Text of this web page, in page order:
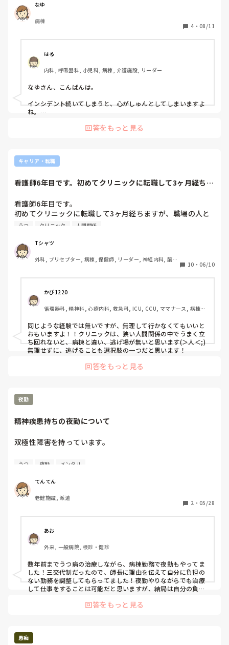
すみません、詳しく言えませんがたまたま現場に遭遇したも
のもありますが、インシデントをたて続けに起こしてしま
い、きつく怒られたのは当然のことだと考えています。
例えば・・・夜勤がかなり忙しく、配膳時には他病棟からス
タッフが応援にくるほどなのですが、私が夜勤をした時は、
師長が配膳以外に手伝うことはないのですが、私の担当の部
屋の配薬をし始め、私は点滴をつなげようとしていたところ
い、「替わります」と言い、替わりましたが、その間に患者
さんが歯磨きをし始めたので、特に食直後の薬、というわけ
でもなかったし、その歯磨きの後に配ろうと隣のベッドへ移
の！」「薬早くあげないから！」「どういうつもりで薬配っ
を持って、患者さんのことを聞いて、とろみ剤のお茶を作ろ
うとされてたので、私の担当の患者さんのことだったのもあ
り、「すみません、ありがとうございます、作ります。」と
手を差し出したところ、無言ですっと渡して明らかにぷいっ
と背を向けて去っていかれたり。
終わった、とうとう師長に嫌われてしまったか、とショック
で、自分が悪いのですが、このままこういったことで傷つく
のがしんどいです。
がいいのかな？と思います。
相談する同期もおらず、プリセプターはいますが、師長と仲
が良くとても言える状況ではなく、こちらに相談させていた
だきました。
なゆ
病棟
4 ・ 08/11
はる
内科, 呼吸器科, 小児科, 病棟, 介護施設, リーダー
なゆさん、こんばんは。
インシデント続いてしまうと、心がしゅんとしてしまいますよ
ね。
師長さんの事はなゆさんの文章からしかわからないので、もし
うとしているように思いますが違いますでしょうか。
夜勤でかなり忙しかった。
人は忙しい時にミスを起こしやすいです。それはなゆさんだけ
インシデントを重ねてしまったなゆさんだからこそ、師長さん
はフォローに入り配薬業務を行った。
配薬って配るだけでなく、きちんと飲んだまで見守る必要があ
なゆさんが替わりますとお伝えしたのですが、配薬業務の配る
と言うところを師長は行ったので、飲むまで確認が出来ていま
せん。心配でもう一度確認したら、飲まずに歯磨きに行ってし
まった。
師長さんの言い方は少し責めている様に聞こえるかも知れませ
んが、こう言う言い方に変換してみてはいかがでしょうか。
んの担当点滴交換がこの時間にいるので、私が配薬業務替わり
に行いますね。適切な時間帯にお薬がないと、患者さんも私達
も後から飲めばいいやと忘れてしまう事があるの。自分で飲め
ない人など、食事の流れであげるから飲み忘れなく出来る事が
起こりやすい忙しい時には特に気をつけてね。」
とろみのお茶も、とろみの具合ってケチャップ〜はちみつ〜ヨ
頼しても良かったかと思います。
ろみつけて、すり切りいっぱいずつあげて欲しいですってしっ
かりお願いしてもいいと思います。
こんな夜勤の手伝いしてくれる師長さん居ないと思いますよ。
ゃないかと思いますので、思い詰める前に師長さんとお話する
のはどうでしょうか。
回答をもっと見る
キャリア・転職
看護師6年目です。初めてクリニックに転職して3ヶ月経ちま
看護師6年目です。
初めてクリニックに転職して3ヶ月経ちますが、職場の人と
馴染めず、話しかけてもスルーされるか空気扱いされます。
ん。給料はわかってはいたけれど、業務量と釣り合いが取れ
てなくて…。
病院では軽度のうつ病だから辞めたほうがいいと言われたけ
れど、こんな短期間で辞めてしまっていいものなのかと不安
でいっぱいです。同じような経験された方いないでしょう
か？
うつ クリニック 人間関係
Tシャツ
外科, プリセプター, 病棟, 保健師, リーダー, 神経内科, 脳神
10 ・ 06/10
かぴ1220
循環器科, 精神科, 心療内科, 救急科, ICU, CCU, ママナース, 病棟,
同じような経験では無いですが、無理して行かなくてもいいと
おもいますよ！！クリニックは、狭い人間関係の中でうまく立
ち回れないと、病棟と違い、逃げ場が無いと思います(＞人＜;)
無理せずに、逃げることも選択肢の一つだと思います！
回答をもっと見る
夜勤
精神疾患持ちの夜勤について
双極性障害を持っています。
病棟に戻りたいのですが、夜勤はやらない方がいいと主治医
5日勤をやるよりも夜勤をやっていた方が体力的に楽だと思
っていて、夜勤をやりたいです。
うつ病や双極性障害を持ってる人で夜勤もやっている人はい
うつ 夜勤 メンタル
てんてん
老健施設, 派遣
2 ・ 05/28
あお
外来, 一般病院, 検診・健診
数年前までうつ病の治療しながら、病棟勤務で夜勤もやってま
した！三交代制だったので、師長に理由を伝えて自分に負担の
ない勤務を調整してもらってました！夜勤やりながらでも治療
して仕事をすることは可能だと思いますが、結局は自分の負担
主治医から夜勤をしないように言われていた時期もあったの
回答をもっと見る
愚痴